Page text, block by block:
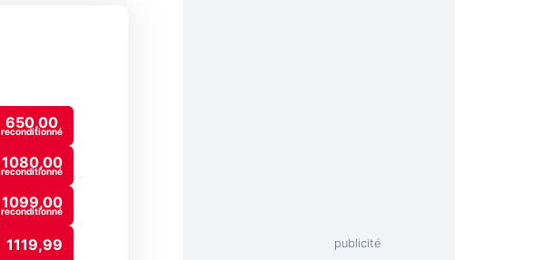
650,00
reconditionné
1080,00
reconditionné
1099,00
reconditionné
1119,99